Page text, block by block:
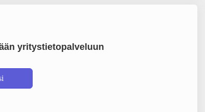
yritystietopalveluun